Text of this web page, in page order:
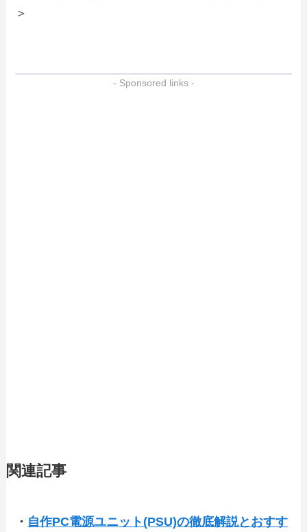
＞
- Sponsored links -
関連記事
・ 自作PC電源ユニット(PSU)の徹底解説とおすす